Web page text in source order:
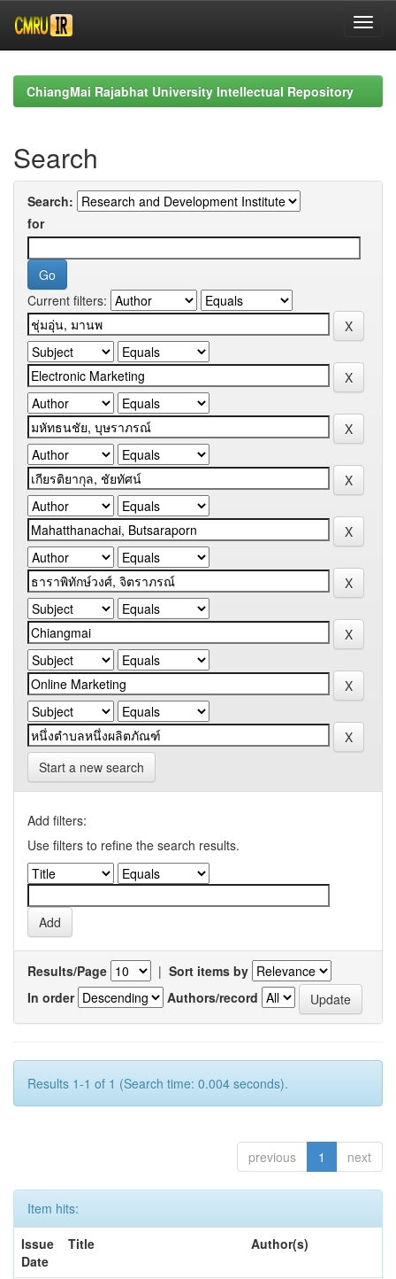
navigationChiangMai Rajabhat University Intellectual Repository
Search
Search:
for
Current filters:
Start a new search
Add filters:
Use filters to refine the search results.
Results/Page | Sort items by
In order
Authors/record
Results 1-1 of 1 (Search time: 0.004 seconds).
previous 1 next
Item hits:
Issue
Date
Title Author(s)